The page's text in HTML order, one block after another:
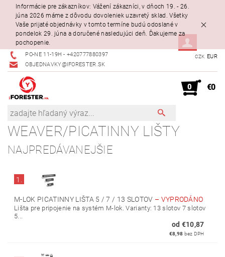
Informácie pre zákazníkov: Vážení zákazníci, v dňoch 19. - 26.
júna 2026 máme z dôvodu dovoleniek uzavretý sklad. Všetky
Vaše prijaté objednávky v tomto termíne budú odoslané v
pondelok 29. júna a doručené nasledujúci deň. Ďakujeme za
pochopenie.
PO-NE 11-19H - +420777880397
OBJEDNAVKY@IFORESTER.SK
CZK EUR
0 €0
WEAVER/PICATINNY LIŠTY
NAJPREDÁVANEJŠIE
1.
M-LOK PICATINNY LIŠTA 5 / 7 / 13 SLOTOV – VYPRODÁNO
Lišta pre pripojenie na systém M-lok. Varianty: 13 slotov 7 slotov
5...
od €10,87
€8,98 bez DPH